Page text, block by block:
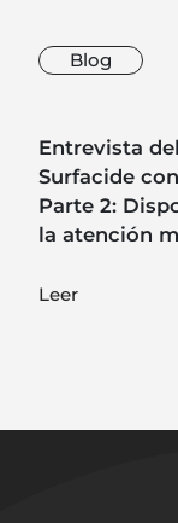
Blog
Entrevista
Surfacide
Parte 2:
la atención
Leer